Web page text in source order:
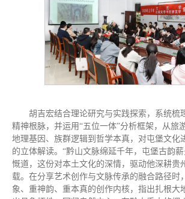
胡吉宏结合理论研究与实践探索，系统梳
精神根脉，并运用“五位一体”分析框架，从旅
地理基因、族群逻辑到哲学本真，对屯堡文化
的立体解读。“黔山文脉绵延千年，屯堡古韵
慨道，这份对本土文化的深情，驱动他深耕贵
载。在分享艺术创作与文脉传承的融合路径时
象、重神韵、重本真的创作内核，指出扎根大